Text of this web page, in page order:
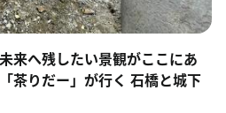
来へ残したい景観がここにあ
茶りだー」が行く 石橋と城下